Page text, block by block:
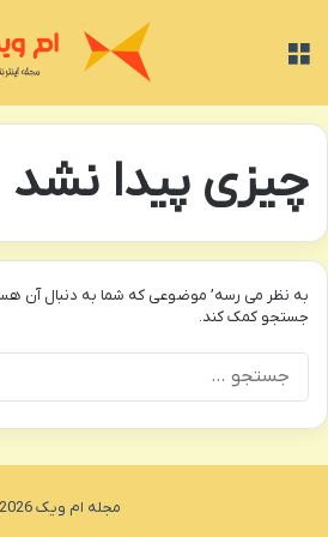
چیزی پیدا نشد
به نظر می رسه’ موضوعی که شما به دنبال آن
جستجو کمک کند.
مجله ام ویک 2026